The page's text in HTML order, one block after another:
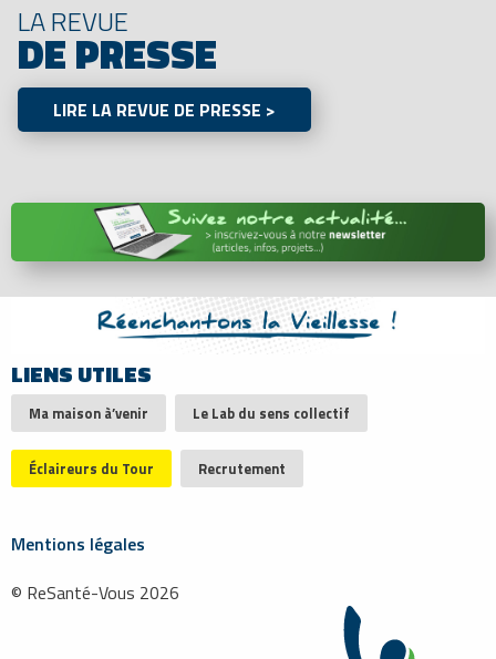
LA REVUE
DE PRESSE
LIRE LA REVUE DE PRESSE >
LIENS UTILES
Ma maison à’venir Le Lab du sens collectif
Éclaireurs du Tour Recrutement
Mentions légales
© ReSanté-Vous 2026